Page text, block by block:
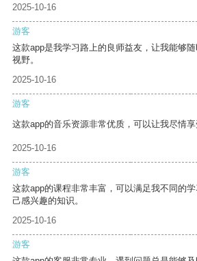
2025-10-16
游客
这款app是我学习路上的良师益友，让我能够
视野。
2025-10-16
游客
这款app的音乐资源非常优质，可以让我尽情享
2025-10-16
游客
这款app的课程非常丰富，可以满足我不同的
己感兴趣的知识。
2025-10-16
游客